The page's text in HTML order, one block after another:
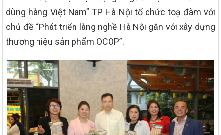
dùng hàng Việt Nam” TP Hà Nội tổ chức toạ đàm với
chủ đề “Phát triển làng nghề Hà Nội gắn với xây dựng
thương hiệu sản phẩm OCOP”.